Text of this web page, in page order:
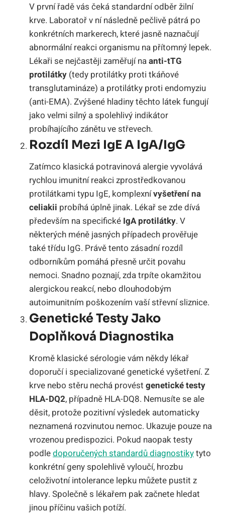
V první řadě vás čeká standardní odběr žilní
krve. Laboratoř v ní následně pečlivě pátrá po
konkrétních markerech, které jasně naznačují
abnormální reakci organismu na přítomný lepek.
Lékaři se nejčastěji zaměřují naanti-tTG
protilátky (tedy protilátky proti tkáňové
transglutamináze) a protilátky proti endomyziu
(anti-EMA). Zvýšené hladiny těchto látek fungují
jako velmi silný a spolehlivý indikátor
probíhajícího zánětu ve střevech.
Rozdíl Mezi IgE A IgA/IgG
Zatímco klasická potravinová alergie vyvolává
rychlou imunitní reakci zprostředkovanou
protilátkami typu IgE, komplexnívyšetření na
celiakii probíhá úplně jinak. Lékař se zde dívá
především na specifické IgA protilátky. V
některých méně jasných případech prověřuje
také třídu IgG. Právě tento zásadní rozdíl
odborníkům pomáhá přesně určit povahu
nemoci. Snadno poznají, zda trpíte okamžitou
alergickou reakcí, nebo dlouhodobým
autoimunitním poškozením vaší střevní sliznice.
Genetické Testy Jako
Doplňková Diagnostika
Kromě klasické sérologie vám někdy lékař
doporučí i specializované genetické vyšetření. Z
krve nebo stěru nechá provést genetické testy
HLA-DQ2, případně HLA-DQ8. Nemusíte se ale
děsit, protože pozitivní výsledek automaticky
neznamená rozvinutou nemoc. Ukazuje pouze na
vrozenou predispozici. Pokud naopak testy
podledoporučených standardů diagnostikytyto
konkrétní geny spolehlivě vyloučí, hrozbu
celoživotní intolerance lepku můžete pustit z
hlavy. Společně s lékařem pak začnete hledat
jinou příčinu vašich potíží.